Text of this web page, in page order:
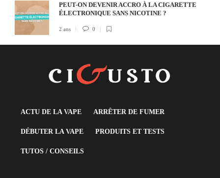
PEUT-ON DEVENIR ACCRO À LA CIGARETTE
ÉLECTRONIQUE SANS NICOTINE ?
2 ans 0
ACTU DE LA VAPE ARRÊTER DE FUMER
DÉBUTER LA VAPE PRODUITS ET TESTS
TUTOS / CONSEILS